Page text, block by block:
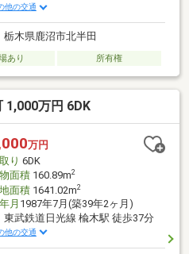
他の交通
栃木県鹿沼市北半田
あり 所有権
1,000万円 6DK
万円
り 6DK
面積160.89m2
面積1641.02m2
月 1987年7月(築39年2ヶ月)
東武鉄道日光線 楡木駅 徒歩37分
他の交通